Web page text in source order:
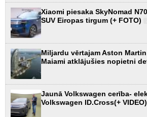
Xiaomi piesaka SkyNomad
SUV Eiropas tirgum (+ FOTO)
Miljardu vērtajam Aston
Maiami atklājušies nopietni
Jaunā Volkswagen cerība-
Volkswagen ID.Cross(+ VIDEO)